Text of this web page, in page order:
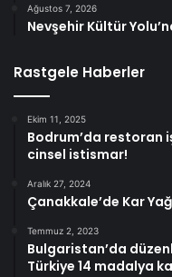
Ağustos 7, 2026
Nevşehir Kültür
Rastgele Haberler
Ekim 11, 2025
Bodrum’da restoran
cinsel istismar!
Aralık 27, 2024
Çanakkale’de Kar
Temmuz 2, 2023
Bulgaristan’da
Türkiye 14 madalya